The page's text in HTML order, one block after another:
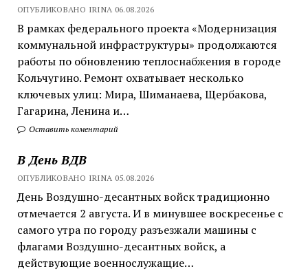
ОПУБЛИКОВАНО IRINA 06.08.2026
В рамках федерального проекта «Модернизация
коммунальной инфраструктуры» продолжаются
работы по обновлению теплоснабжения в городе
Кольчугино. Ремонт охватывает несколько
ключевых улиц: Мира, Шиманаева, Щербакова,
Гагарина, Ленина и…
Оставить коментарий
В День ВДВ
ОПУБЛИКОВАНО IRINA 05.08.2026
День Воздушно-десантных войск традиционно
отмечается 2 августа. И в минувшее воскресенье с
самого утра по городу разъезжали машины с
флагами Воздушно-десантных войск, а
действующие военнослужащие…